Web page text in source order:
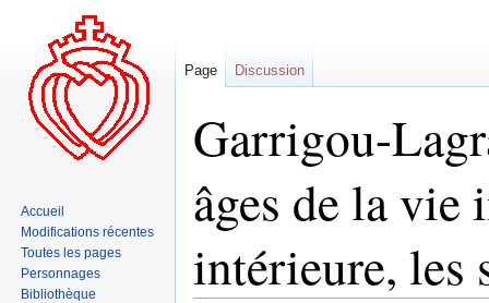
Garrigou-
âges de la
intérieure, les
Page Discussion
Accueil
Modifications récentes
Toutes les pages
Personnages
Bibliothèque